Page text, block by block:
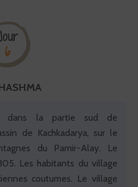
6
dans la partie sud de
de Kachkadarya, sur le
du Pamir-Alay. Le
Les habitants du village
coutumes. Le village